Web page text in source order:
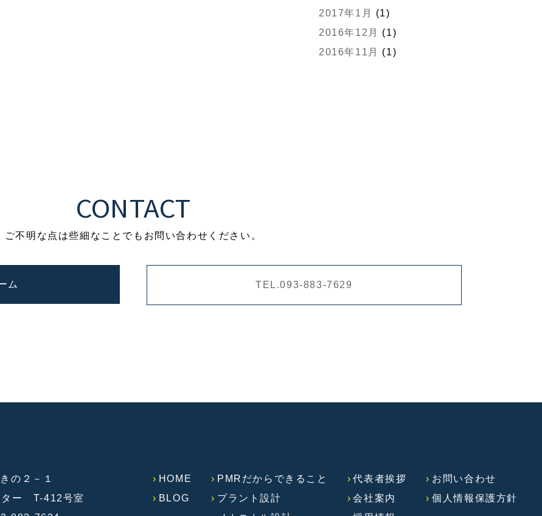
2017年1月
(1)
2016年12月
(1)
2016年11月
(1)
CONTACT
ご不明な点は些細なことでも お問い合わせください。
ム TEL.093-883-7629
の２－１
ター T-412号室
HOME
BLOG
PMRだからできること
プラント設計
代表者挨拶
会社案内
お問い合わせ
個人情報保護方針